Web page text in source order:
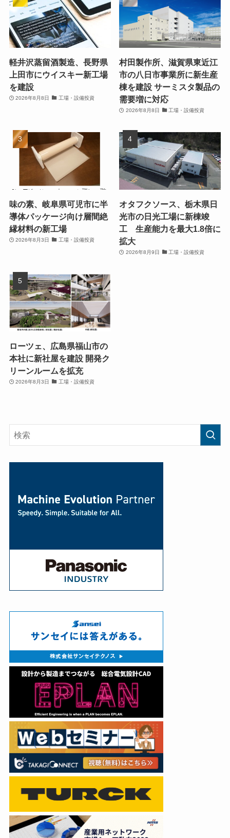
軽井沢蒸留酒製造、長野県
上田市にウイスキー新工場
を建設
2026年8月8日 工場・設備投資
村田製作所、滋賀県東近江
市の八日市事業所に新生産
棟を建設 サーミスタ製品の
需要増に対応
2026年8月8日 工場・設備投資
味の素、岐阜県可児市に半
導体パッケージ向け層間絶
縁材料の新工場
2026年8月3日 工場・設備投資
オタフクソース、栃木県日
光市の日光工場に新棟竣
工 生産能力を最大1.8倍に
拡大
2026年8月9日 工場・設備投資
ローツェ、広島県福山市の
本社に新社屋を建設 開発ク
リーンルームを拡充
2026年8月3日 工場・設備投資